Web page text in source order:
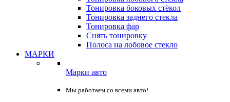
Тонировка боковых стёкол
Тонировка заднего стекла
Тонировка фар
Снять тонировку
Полоса на лобовое стекло
МАРКИ
Марки авто
Мы работаем со всеми авто!